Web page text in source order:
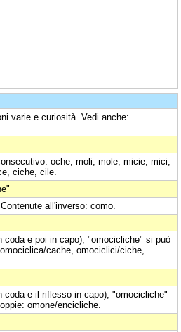
varie e curiosità. Vedi anche:
oche, moli, mole, micie, mici,
ciche, cile.
all'inverso: como.
coda e poi in capo), "omocicliche" si può
cache, omociclici/ciche,
coda e il riflesso in capo), "omocicliche"
omone/encicliche.